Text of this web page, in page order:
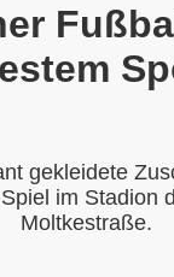
gekleidete
im Stadion
Moltkestraße.